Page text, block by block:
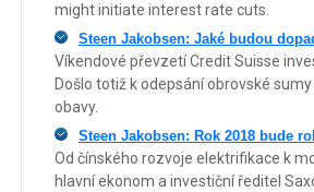
might initiate interest rate cuts.
Steen Jakobsen: Jaké budou
Víkendové převzetí Credit Suisse
Došlo totiž k odepsání obrovské
obavy.
Steen Jakobsen: Rok 2018 bude
Od čínského rozvoje elektrifikace k
hlavní ekonom a investiční ředitel